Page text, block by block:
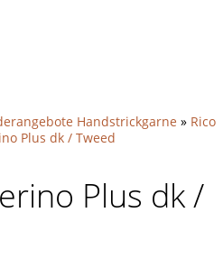
Handstrickgarne » Rico
Plus dk / Tweed
Plus dk /